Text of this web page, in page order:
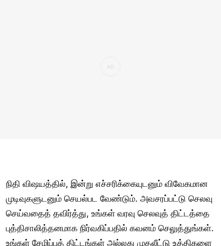
நிதி விஷயத்தில், இன்று எச்சரிக்கையுடனும் விவேகமான
முடிவுகளுடனும் செயல்பட வேண்டும். அவசரப்பட்டு செலவு
செய்வதைத் தவிர்த்து, உங்கள் வரவு செலவுத் திட்டத்தை
புத்திசாலித்தனமாக நிர்வகிப்பதில் கவனம் செலுத்துங்கள்.
உங்கள் சேமிப்புத் திட்டங்கள் அல்லது முதலீட்டு உத்திகளை